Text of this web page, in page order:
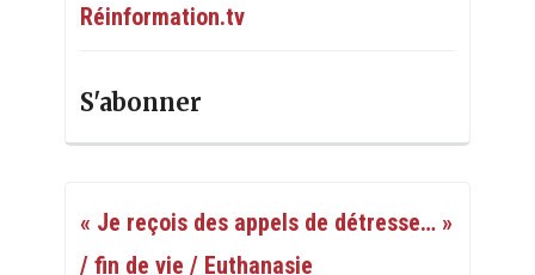
Réinformation.tv
S'abonner
« Je reçois des appels de détresse… »
/ fin de vie / Euthanasie